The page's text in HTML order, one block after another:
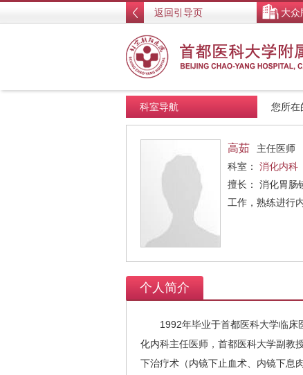
返回引导页 大众
您所在
科室导航
高茹
主任医师
科室： 消化内科
擅长： 消化胃肠
工作，熟练进行
个人简介
1992年毕业于首都医科大学临床医
化内科主任医师，首都医科大学副教
下治疗术（内镜下止血术、内镜下息